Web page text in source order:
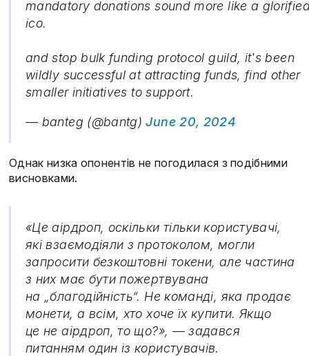
mandatory donations sound more like a
ico.
and stop bulk funding protocol guild, it's been
wildly successful at attracting funds, find other
smaller initiatives to support.
— banteg (@bantg)June 20, 2024
Однак низка опонентів не погодилася з подібними
висновками.
«Це аірдроп, оскільки тільки користувачі,
які взаємодіяли з протоколом, могли
запросити безкоштовні токени, але частина
з них має бути пожертвувана
на „благодійність“. Не команді, яка продає
монети, а всім, хто хоче їх купити. Якщо
це не аірдроп, то що?», — задався
питанням один із користувачів.